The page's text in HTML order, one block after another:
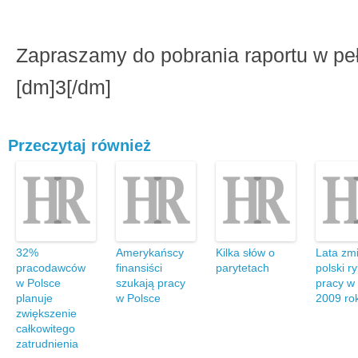
Zapraszamy do pobrania raportu w
[dm]3[/dm]
Przeczytaj również
32%
pracodawców
w Polsce
planuje
zwiększenie
całkowitego
zatrudnienia
Amerykańscy
finansiści
szukają pracy
w Polsce
Kilka słów o
parytetach
Lata
polski
pracy w
2009